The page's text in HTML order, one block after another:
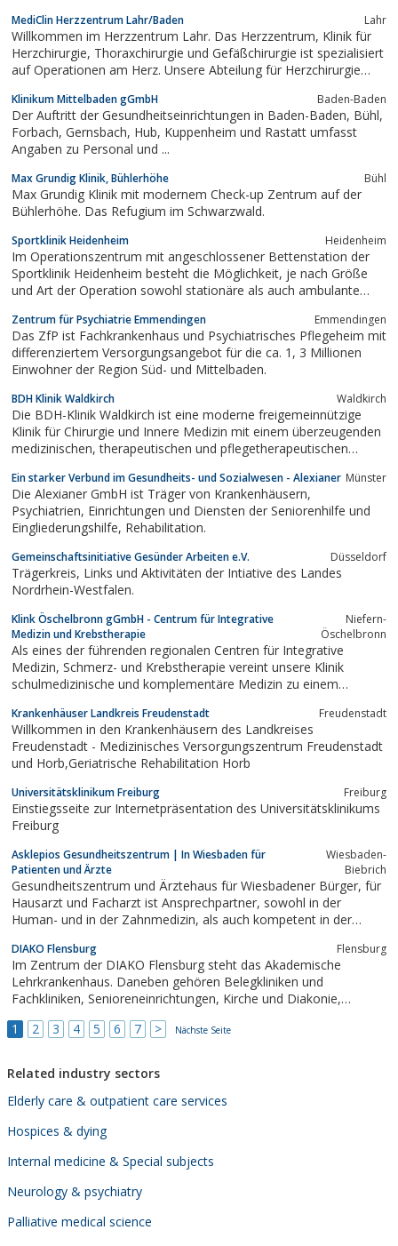
MediClin Herzzentrum Lahr/Baden Lahr
Willkommen im Herzzentrum Lahr. Das Herzzentrum, Klinik für
Herzchirurgie, Thoraxchirurgie und Gefäßchirurgie ist spezialisiert
auf Operationen am Herz. Unsere Abteilung für Herzchirurgie
Klinikum Mittelbaden gGmbH Baden-Baden
Der Auftritt der Gesundheitseinrichtungen in Baden-Baden, Bühl,
Forbach, Gernsbach, Hub, Kuppenheim und Rastatt umfasst
Angaben zu Personal und ...
Max Grundig Klinik, Bühlerhöhe Bühl
Max Grundig Klinik mit modernem Check-up Zentrum auf der
Bühlerhöhe. Das Refugium im Schwarzwald.
Sportklinik Heidenheim Heidenheim
Im Operationszentrum mit angeschlossener Bettenstation der
Sportklinik Heidenheim besteht die Möglichkeit, je nach Größe
und Art der Operation sowohl stationäre als auch ambulante
Zentrum für Psychiatrie Emmendingen Emmendingen
Das ZfP ist Fachkrankenhaus und Psychiatrisches Pflegeheim mit
differenziertem Versorgungsangebot für die ca. 1, 3 Millionen
Einwohner der Region Süd- und Mittelbaden.
BDH Klinik Waldkirch Waldkirch
Die BDH-Klinik Waldkirch ist eine moderne freigemeinnützige
Klinik für Chirurgie und Innere Medizin mit einem überzeugenden
medizinischen, therapeutischen und pflegetherapeutischen
Ein starker Verbund im Gesundheits- und Sozialwesen - Alexianer Münster
Die Alexianer GmbH ist Träger von Krankenhäusern,
Psychiatrien, Einrichtungen und Diensten der Seniorenhilfe und
Eingliederungshilfe, Rehabilitation.
Gemeinschaftsinitiative Gesünder Arbeiten e.V. Düsseldorf
Trägerkreis, Links und Aktivitäten der Intiative des Landes
Nordrhein-Westfalen.
Klink Öschelbronn gGmbH - Centrum für Integrative
Medizin und Krebstherapie
Niefern-
Öschelbronn
Als eines der führenden regionalen Centren für Integrative
Medizin, Schmerz- und Krebstherapie vereint unsere Klinik
schulmedizinische und komplementäre Medizin zu einem
Krankenhäuser Landkreis Freudenstadt Freudenstadt
Willkommen in den Krankenhäusern des Landkreises
Freudenstadt - Medizinisches Versorgungszentrum Freudenstadt
und Horb,Geriatrische Rehabilitation Horb
Universitätsklinikum Freiburg Freiburg
Einstiegsseite zur Internetpräsentation des Universitätsklinikums
Freiburg
Asklepios Gesundheitszentrum | In Wiesbaden für
Patienten und Ärzte
Wiesbaden-
Biebrich
Gesundheitszentrum und Ärztehaus für Wiesbadener Bürger, für
Hausarzt und Facharzt ist Ansprechpartner, sowohl in der
Human- und in der Zahnmedizin, als auch kompetent in der
medizinische Fachrichtungen und Therapien im Asklepios
Gesundheitszentrum Wiesbaden
DIAKO Flensburg Flensburg
Im Zentrum der DIAKO Flensburg steht das Akademische
Lehrkrankenhaus. Daneben gehören Belegkliniken und
Fachkliniken, Senioreneinrichtungen, Kirche und Diakonie,
1 2 3 4 5 6 7 > Nächste Seite
Related industry sectors
Elderly care & outpatient care services
Hospices & dying
Internal medicine & Special subjects
Neurology & psychiatry
Palliative medical science